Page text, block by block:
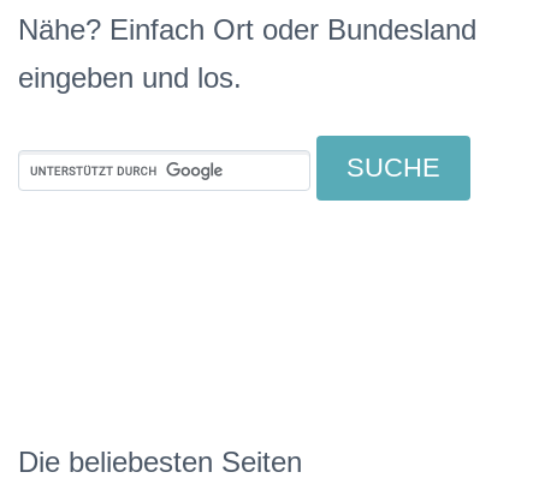
Nähe? Einfach Ort oder Bundesland
eingeben und los.
Die beliebesten Seiten